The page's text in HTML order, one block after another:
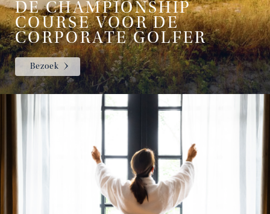
DE CHAMPIONSHIP
COURSE VOOR DE
CORPORATE GOLFER
Bezoek